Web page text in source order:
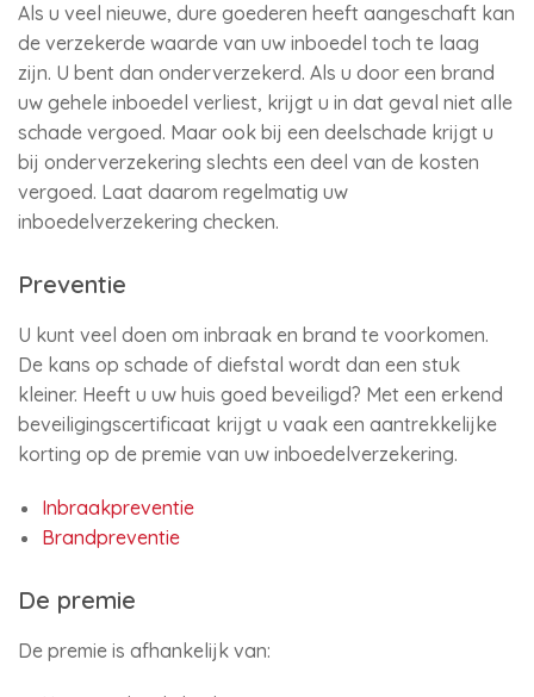
Als u veel nieuwe, dure goederen heeft aangeschaft kan
de verzekerde waarde van uw inboedel toch te laag
zijn. U bent dan onderverzekerd. Als u door een brand
uw gehele inboedel verliest, krijgt u in dat geval niet alle
schade vergoed. Maar ook bij een deelschade krijgt u
bij onderverzekering slechts een deel van de kosten
vergoed. Laat daarom regelmatig uw
inboedelverzekering checken.
Preventie
U kunt veel doen om inbraak en brand te voorkomen.
De kans op schade of diefstal wordt dan een stuk
kleiner. Heeft u uw huis goed beveiligd? Met een erkend
beveiligingscertificaat krijgt u vaak een aantrekkelijke
korting op de premie van uw inboedelverzekering.
Inbraakpreventie
Brandpreventie
De premie
De premie is afhankelijk van: